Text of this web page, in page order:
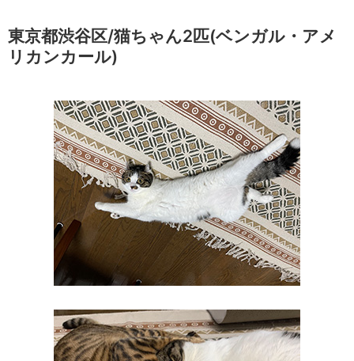
東京都渋谷区/猫ちゃん2匹(ベンガル・アメ
リカンカール)